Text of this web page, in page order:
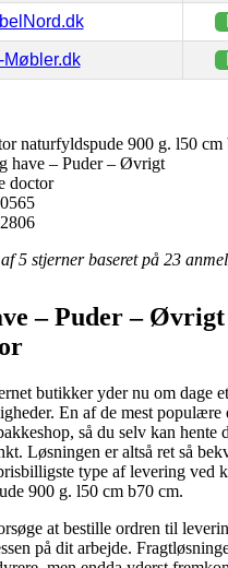
Møbler.dk
naturfyldspude 900 g. l50 cm
have – Puder – Øvrigt
doctor
5 stjerner baseret på 23
– Puder –
butikker yder nu om dage
En af de mest populære
så du selv kan hente
Løsningen er altså ret så
type af levering ved
900 g. l50 cm b70 cm.
at bestille ordren til
på dit arbejde.